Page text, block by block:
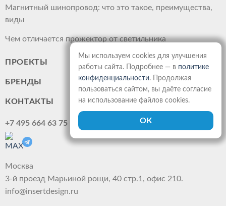
Магнитный шинопровод: что это такое, преимущества,
виды
Чем отличается прожектор от светильника
ПРОЕКТЫ
БРЕНДЫ
КОНТАКТЫ
+7 495 664 63 75
Москва
3-й проезд Марьиной рощи, 40 стр.1, офис 210.
info@insertdesign.ru
Мы используем cookies для улучшения
работы сайта. Подробнее — в политике
конфиденциальности. Продолжая
пользоваться сайтом, вы даёте согласие
на использование файлов cookies.